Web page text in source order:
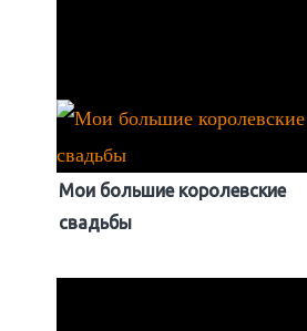
Мои большие королевские
свадьбы